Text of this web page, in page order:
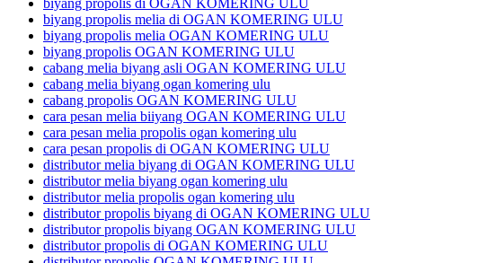
biyang propolis di OGAN KOMERING ULU
biyang propolis melia di OGAN KOMERING ULU
biyang propolis melia OGAN KOMERING ULU
biyang propolis OGAN KOMERING ULU
cabang melia biyang asli OGAN KOMERING ULU
cabang melia biyang ogan komering ulu
cabang propolis OGAN KOMERING ULU
cara pesan melia biiyang OGAN KOMERING ULU
cara pesan melia propolis ogan komering ulu
cara pesan propolis di OGAN KOMERING ULU
distributor melia biyang di OGAN KOMERING ULU
distributor melia biyang ogan komering ulu
distributor melia propolis ogan komering ulu
distributor propolis biyang di OGAN KOMERING ULU
distributor propolis biyang OGAN KOMERING ULU
distributor propolis di OGAN KOMERING ULU